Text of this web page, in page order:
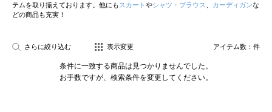
テムを取り揃えております。他にも スカート やシャツ・ブラウス カーディガンな
どの商品も充実！
さらに絞り込む 表示変更 アイテム数： 件
条件に一致する商品は見つかりませんでした。
お手数ですが、検索条件を変更してください。